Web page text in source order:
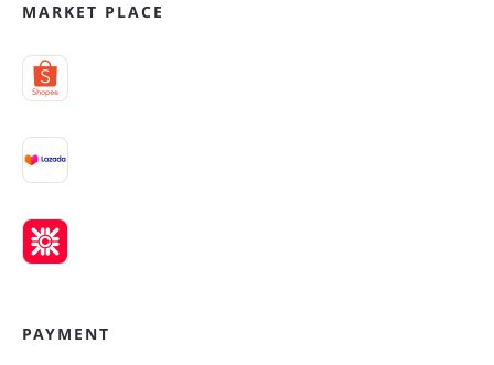
MARKET PLACE
PAYMENT